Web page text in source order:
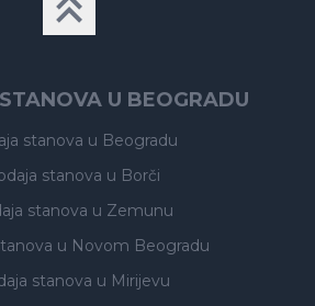
U BEOGRADU
stanova u Beogradu
stanova u Borči
stanova u Zemunu
u Novom Beogradu
stanova u Mirijevu